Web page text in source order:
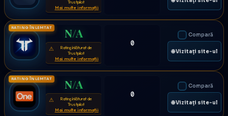
Trustpilot
Mai multe informații
RATING ÎNLEMTAT N/A
⚠
Rating înlăturat de
Trustpilot
Mai multe informații
0
Compară
🌐 Vizitați site-ul
RATING ÎNLEMTAT N/A
⚠
Rating înlăturat de
Trustpilot
Mai multe informații
0
Compară
🌐 Vizitați site-ul